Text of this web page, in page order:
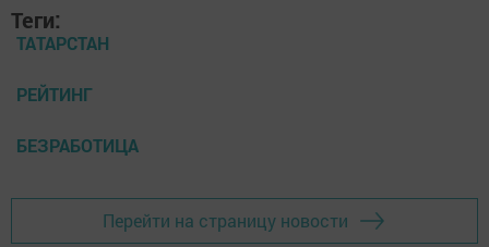
Теги:
ТАТАРСТАН
РЕЙТИНГ
БЕЗРАБОТИЦА
Перейти на страницу новости